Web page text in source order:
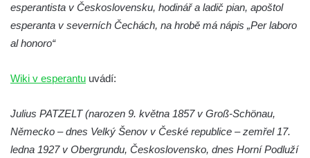
Hrob rodiny Kohoutovy na hřbitově ve
Velešíně
Hrob Šimona Haláčka na hřbitově v Římově
hřbitově v Římově
Hrob rodiny Wähner na hřbitově v Dolním
esperantista v Československu, hodinář a ladič pian, apoštol
esperanta v severních Čechách, na hrobě má nápis „Per laboro
al honoro“
Wiki v esperantu uvádí:
Julius PATZELT (narozen 9. května 1857 v Groß-Schönau,
Německo – dnes Velký Šenov v České republice – zemřel 17.
ledna 1927 v Obergrundu, Československo, dnes Horní Podluží